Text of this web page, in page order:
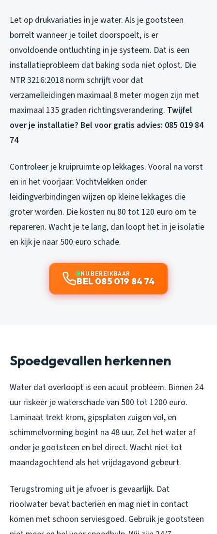
Let op drukvariaties in je water. Als je gootsteen
borrelt wanneer je toilet doorspoelt, is er
onvoldoende ontluchting in je systeem. Dat is een
installatieprobleem dat baking soda niet oplost. Die
NTR 3216:2018 norm schrijft voor dat
verzamelleidingen maximaal 8 meter mogen zijn met
maximaal 135 graden richtingsverandering. Twijfel
over je installatie? Bel voor gratis advies: 085 019 84
74
Controleer je kruipruimte op lekkages. Vooral na vorst
en in het voorjaar. Vochtvlekken onder
leidingverbindingen wijzen op kleine lekkages die
groter worden. Die kosten nu 80 tot 120 euro om te
repareren. Wacht je te lang, dan loopt het in je isolatie
en kijk je naar 500 euro schade.
NU BEREIKBAAR
BEL 085 019 84 74
Spoedgevallen herkennen
Water dat overloopt is een acuut probleem. Binnen 24
uur riskeer je waterschade van 500 tot 1200 euro.
Laminaat trekt krom, gipsplaten zuigen vol, en
schimmelvorming begint na 48 uur. Zet het water af
onder je gootsteen en bel direct. Wacht niet tot
maandagochtend als het vrijdagavond gebeurt.
Terugstroming uit je afvoer is gevaarlijk. Dat
rioolwater bevat bacteriën en mag niet in contact
komen met schoon serviesgoed. Gebruik je gootsteen